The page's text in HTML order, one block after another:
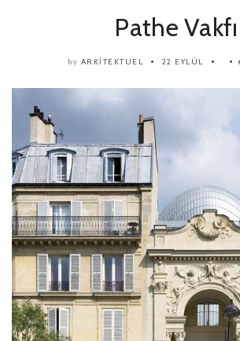
Pathe Vakfı
by ARKITEKTUEL 22 EYLÜL